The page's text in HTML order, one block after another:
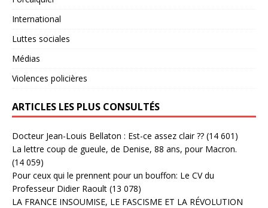
International
Luttes sociales
Médias
Violences policières
ARTICLES LES PLUS CONSULTÉS
Docteur Jean-Louis Bellaton : Est-ce assez clair ?? (14 601)
La lettre coup de gueule, de Denise, 88 ans, pour Macron.
(14 059)
Pour ceux qui le prennent pour un bouffon: Le CV du
Professeur Didier Raoult (13 078)
LA FRANCE INSOUMISE, LE FASCISME ET LA RÉVOLUTION